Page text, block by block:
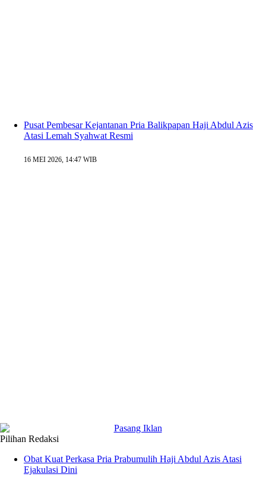
Pusat Pembesar Kejantanan Pria Balikpapan Haji Abdul Azis
Atasi Lemah Syahwat Resmi
16 MEI 2026, 14:47 WIB
Pilihan Redaksi
Obat Kuat Perkasa Pria Prabumulih Haji Abdul Azis Atasi
Ejakulasi Dini